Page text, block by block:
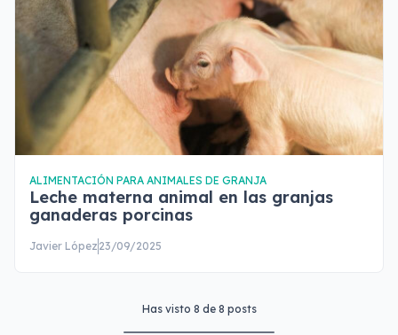
ALIMENTACIÓN PARA ANIMALES DE GRANJA
Leche materna animal en las granjas
ganaderas porcinas
Javier López 23/09/2025
Has visto 8 de 8 posts